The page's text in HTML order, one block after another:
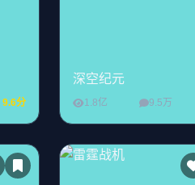
9.6分
深空纪元
1.8亿 9.5万